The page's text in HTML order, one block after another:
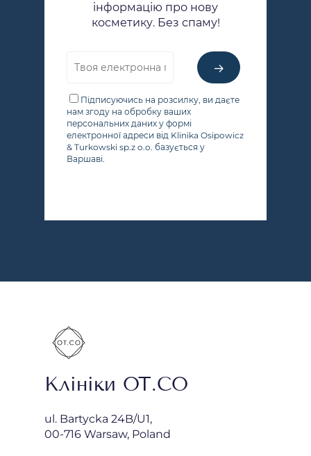
інформацію про нову
косметику. Без спаму!
Підписуючись на розсилку, ви даєте
нам згоду на обробку ваших
персональних даних у формі
електронної адреси від Klinika Osipowicz
& Turkowski sp.z o.o. базується у
Варшаві.
Клініки OT.CO
ul. Bartycka 24B/U1,
00-716 Warsaw, Poland